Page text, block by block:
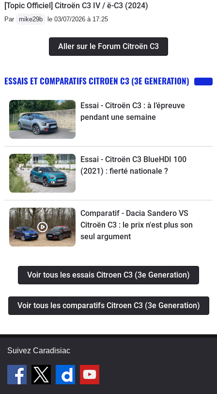
[Topic Officiel] Citroën C3 IV / ë-C3 (2024)
Par mike29b le 03/07/2026 à 17:25
Aller sur le Forum Citroën C3
ESSAIS ET COMPARATIFS CITROEN C3 (3E GENERATION)
Essai - Citroën C3 : à l’épreuve
pendant une semaine
Essai - Citroën C3 BlueHDI 100
(2021) : fierté nationale ?
Comparatif - Dacia Sandero VS
Citroën C3 : le prix n'est plus son
seul argument
Voir tous les essais Citroen C3 (3e Generation)
Voir tous les comparatifs Citroen C3 (3e Generation)
Suivez Caradisiac